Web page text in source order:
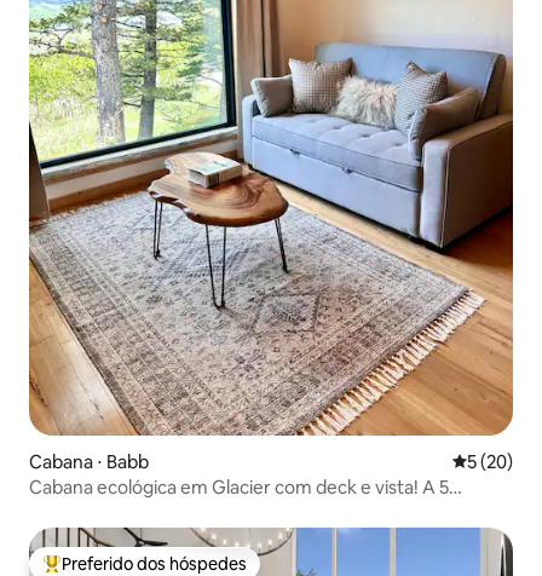
Cabana ⋅ Babb 5 de uma
5 (20)
Cabana ecológica em Glacier com deck e vista! A 5
Preferido dos hóspedes